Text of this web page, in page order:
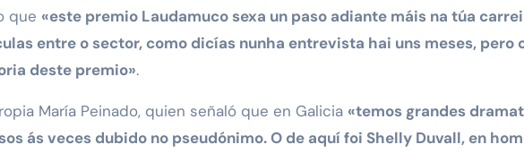
que «este premio Laudamuco sexa un paso adiante máis na túa
entre o sector, como dicías nunha entrevista hai uns meses, pero
deste premio».
María Peinado, quien señaló que en Galicia «temos grandes
ás veces dubido no pseudónimo. O de aquí foi Shelly Duvall, en